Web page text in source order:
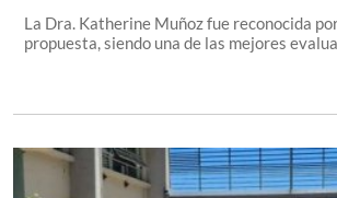
La Dra. Katherine Muñoz fue reconocida
propuesta, siendo una de las mejores